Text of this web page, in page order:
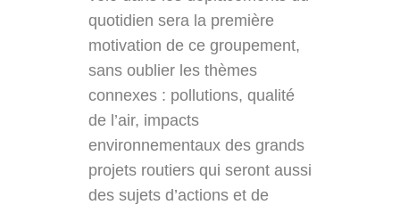
quotidien sera la première
motivation de ce groupement,
sans oublier les thèmes
connexes : pollutions, qualité
de l’air, impacts
environnementaux des grands
projets routiers qui seront aussi
des sujets d’actions et de